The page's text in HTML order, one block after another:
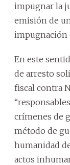
impugnar la
emisión de
impugnación
En este
de arresto
fiscal contra
crímenes de
método de
humanidad
actos